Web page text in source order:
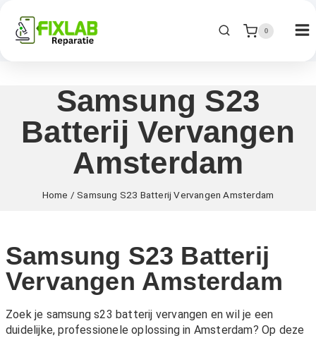
0
Samsung S23
Batterij Vervangen
Amsterdam
Home / Samsung S23 Batterij Vervangen Amsterdam
Samsung S23 Batterij
Vervangen Amsterdam
Zoek je samsung s23 batterij vervangen en wil je een
duidelijke, professionele oplossing in Amsterdam? Op deze